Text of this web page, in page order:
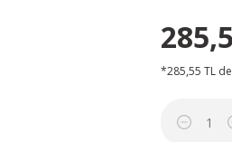
*285,55 TL